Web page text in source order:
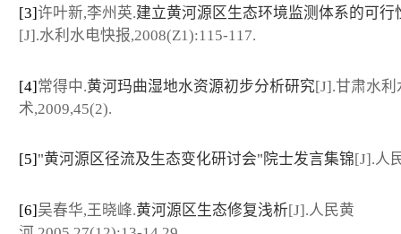
[3]许叶新,李州英.建立黄河源区生态环境监测体系的可行
[J].水利水电快报,2008(Z1):115-117.
[4]常得中.黄河玛曲湿地水资源初步分析研究[J].甘肃水利
术,2009,45(2).
[5] "黄河源区径流及生态变化研讨会"院士发言集锦[J].人
[6]吴春华,王晓峰.黄河源区生态修复浅析[J].人民黄